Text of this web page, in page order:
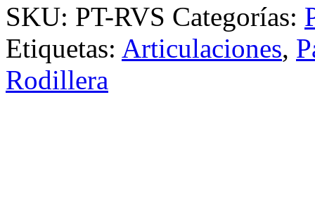
SKU: PT-RVS Categorías:
Etiquetas: Articulaciones,
Rodillera